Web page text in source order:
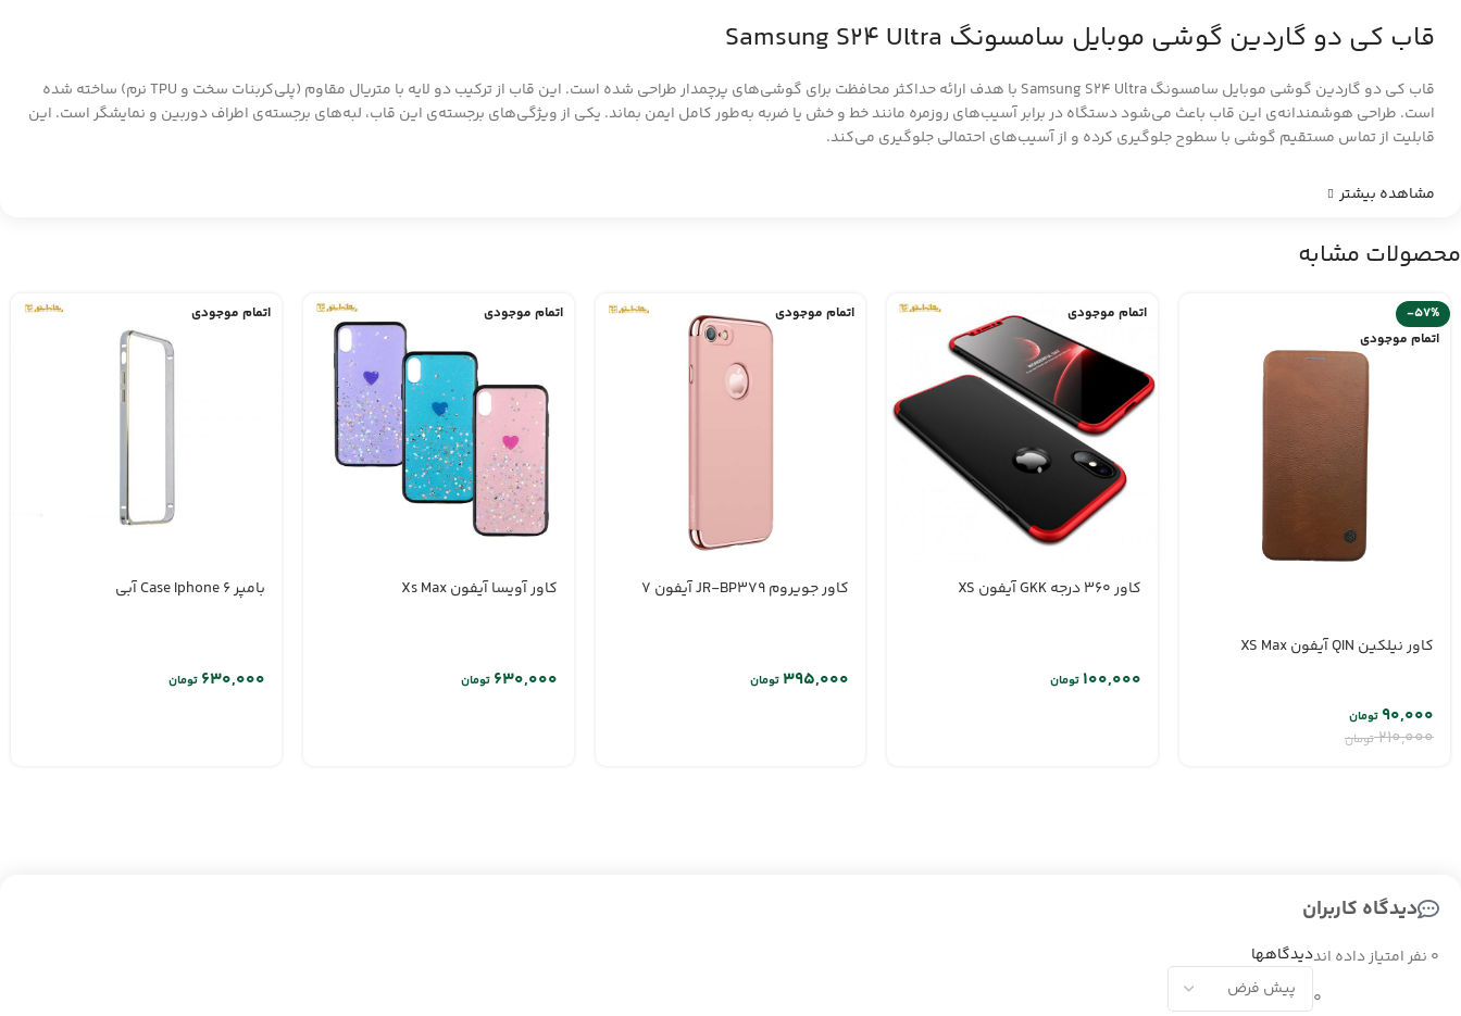
قاب کی دو گاردین گوشی موبایل سامسونگ Samsung S24 Ultra
قاب کی دو گاردین گوشی موبایل سامسونگ Samsung S24 Ultra با هدف ارائه حداکثر محافظت برای گوشی‌های پرچمدار طراحی شده است. این قاب از ترکیب دو لایه با متریال مقاوم (پلی‌کربنات سخت و TPU نرم) ساخته شده
است. طراحی هوشمندانه‌ی این قاب باعث می‌شود دستگاه در برابر آسیب‌های روزمره مانند خط و خش یا ضربه به‌طور کامل ایمن بماند. یکی از ویژگی‌های برجسته‌ی این قاب، لبه‌های برجسته‌ی اطراف دوربین و نمایشگر است. این
قابلیت از تماس مستقیم گوشی با سطوح جلوگیری کرده و از آسیب‌های احتمالی جلوگیری می‌کند.
مشاهده بیشتر
محصولات مشابه
-57%
اتمام موجودی
کاور نیلکین QIN آیفون XS Max
۲۱۰,۰۰۰ تومان
۹۰,۰۰۰ تومان
اتمام موجودی
کاور 360 درجه GKK آیفون XS
تومان
اتمام موجودی
کاور جویروم JR-BP379 آیفون 7
تومان
اتمام موجودی
کاور آویسا آیفون Xs Max
تومان
اتمام موجودی
بامپر Case Iphone 6 آبی
تومان
دیدگاه کاربران
0 نفر امتیاز داده اند
0
دیدگاهها